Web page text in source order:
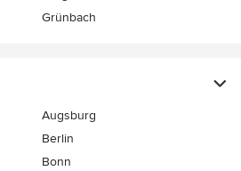
Grünbach
Augsburg
Berlin
Bonn